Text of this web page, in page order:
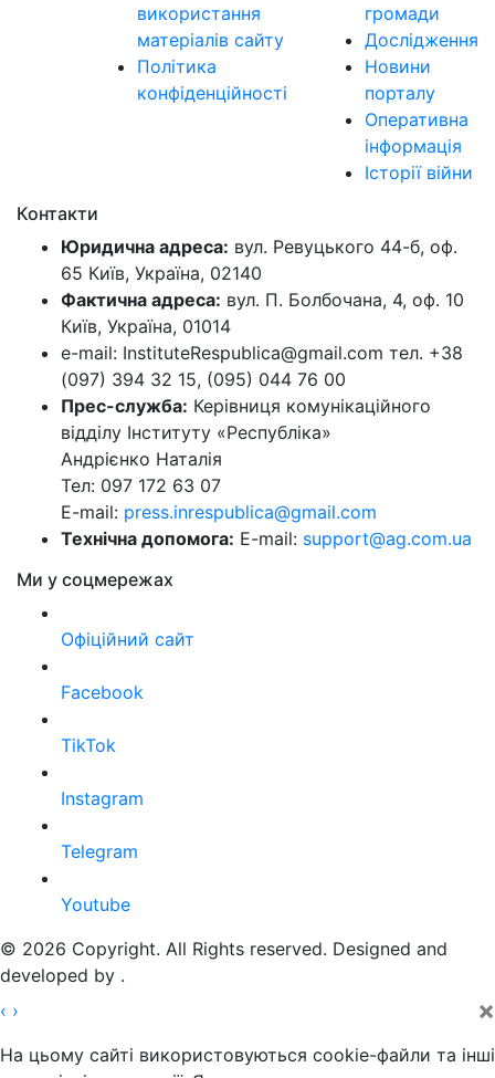
використання
матеріалів сайту
Політика
конфіденційності
громади
Дослідження
Новини
порталу
Оперативна
інформація
Історії війни
Контакти
Юридична адреса: вул. Ревуцького 44-б, оф.
65 Київ, Україна, 02140
Фактична адреса: вул. П. Болбочана, 4, оф. 10
Київ, Україна, 01014
e-mail: InstituteRespublica@gmail.com тел. +38
(097) 394 32 15, (095) 044 76 00
Прес-служба: Керівниця комунікаційного
відділу Інституту «Республіка»
Андрієнко Наталія
Тел: 097 172 63 07
E-mail: press.inrespublica@gmail.com
Технічна допомога: E-mail: support@ag.com.ua
Ми у соцмережах
Офіційний сайт
Facebook
TikTok
Instagram
Telegram
Youtube
© 2026 Copyright. All Rights reserved. Designed and
developed by .
‹ › ×
На цьому сайті використовуються cookie-файли та інші